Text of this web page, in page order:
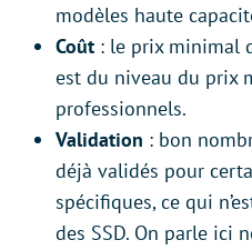
modèles haute
Coût : le prix minimal
est du niveau du prix
professionnels.
Validation : bon
déjà validés pour
spécifiques, ce qui
des SSD. On parle ici